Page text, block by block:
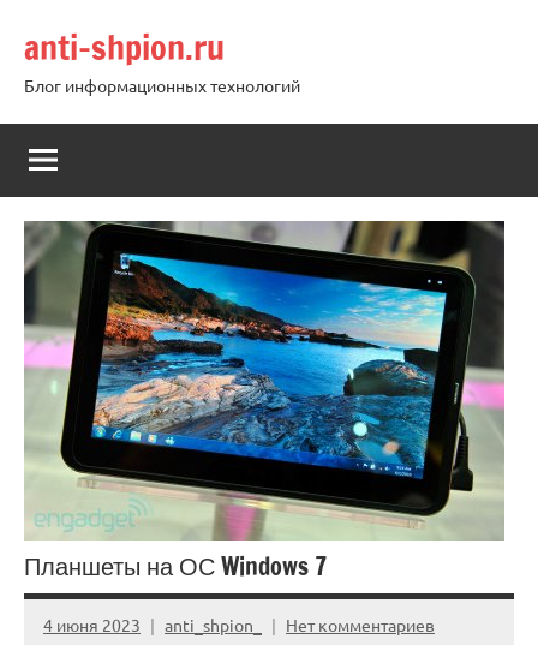
содержимому
anti-shpion.ru
Блог информационных технологий
Планшеты на ОС Windows 7
4 июня 2023 anti_shpion_ Нет комментариев